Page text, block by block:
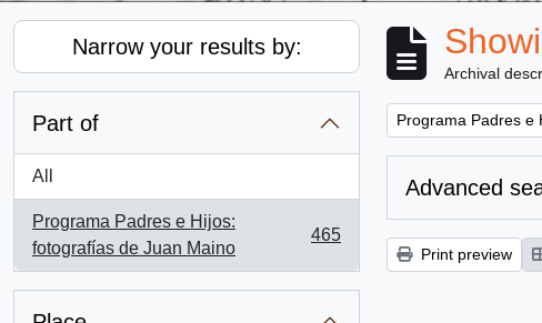
Narrow your results by:
Part of
All
Programa Padres e Hijos:
fotografías de Juan Maino
, 465 results
465
Archival
Remove filter:
Programa Padres e
Advanced
Print preview